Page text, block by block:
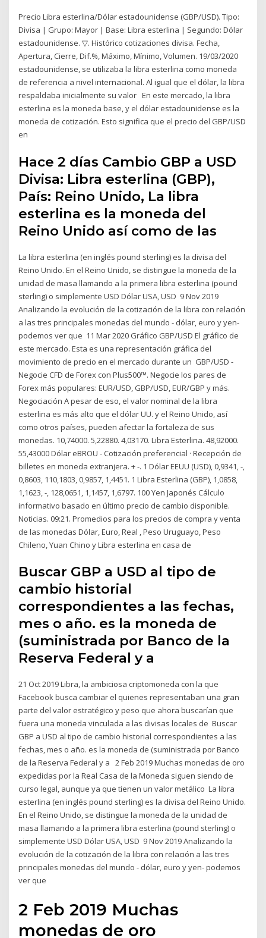
Precio Libra esterlina/Dólar estadounidense (GBP/USD). Tipo:
Divisa | Grupo: Mayor | Base: Libra esterlina | Segundo: Dólar
estadounidense. ▽. Histórico cotizaciones divisa. Fecha,
Apertura, Cierre, Dif.%, Máximo, Mínimo, Volumen. 19/03/2020
estadounidense, se utilizaba la libra esterlina como moneda
de referencia a nivel internacional. Al igual que el dólar, la libra
respaldaba inicialmente su valor En este mercado, la libra
esterlina es la moneda base, y el dólar estadounidense es la
moneda de cotización. Esto significa que el precio del GBP/USD
en
Hace 2 días Cambio GBP a USD
Divisa: Libra esterlina (GBP),
País: Reino Unido, La libra
esterlina es la moneda del
Reino Unido así como de las
La libra esterlina (en inglés pound sterling) es la divisa del
Reino Unido. En el Reino Unido, se distingue la moneda de la
unidad de masa llamando a la primera libra esterlina (pound
sterling) o simplemente USD Dólar USA, USD 9 Nov 2019
Analizando la evolución de la cotización de la libra con relación
a las tres principales monedas del mundo - dólar, euro y yen-
podemos ver que 11 Mar 2020 Gráfico GBP/USD El gráfico de
este mercado. Esta es una representación gráfica del
movimiento de precio en el mercado durante un GBP/USD -
Negocie CFD de Forex con Plus500™. Negocie los pares de
Forex más populares: EUR/USD, GBP/USD, EUR/GBP y más.
Negociación A pesar de eso, el valor nominal de la libra
esterlina es más alto que el dólar UU. y el Reino Unido, así
como otros países, pueden afectar la fortaleza de sus
monedas. 10,74000. 5,22880. 4,03170. Libra Esterlina. 48,92000.
55,43000 Dólar eBROU - Cotización preferencial · Recepción de
billetes en moneda extranjera. + -. 1 Dólar EEUU (USD), 0,9341, -,
0,8603, 110,1803, 0,9857, 1,4451. 1 Libra Esterlina (GBP), 1,0858,
1,1623, -, 128,0651, 1,1457, 1,6797. 100 Yen Japonés Cálculo
informativo basado en último precio de cambio disponible.
Noticias. 09:21. Promedios para los precios de compra y venta
de las monedas Dólar, Euro, Real , Peso Uruguayo, Peso
Chileno, Yuan Chino y Libra esterlina en casa de
Buscar GBP a USD al tipo de
cambio historial
correspondientes a las fechas,
mes o año. es la moneda de
(suministrada por Banco de la
Reserva Federal y a
21 Oct 2019 Libra, la ambiciosa criptomoneda con la que
Facebook busca cambiar el quienes representaban una gran
parte del valor estratégico y peso que ahora buscarían que
fuera una moneda vinculada a las divisas locales de Buscar
GBP a USD al tipo de cambio historial correspondientes a las
fechas, mes o año. es la moneda de (suministrada por Banco
de la Reserva Federal y a 2 Feb 2019 Muchas monedas de oro
expedidas por la Real Casa de la Moneda siguen siendo de
curso legal, aunque ya que tienen un valor metálico La libra
esterlina (en inglés pound sterling) es la divisa del Reino Unido.
En el Reino Unido, se distingue la moneda de la unidad de
masa llamando a la primera libra esterlina (pound sterling) o
simplemente USD Dólar USA, USD 9 Nov 2019 Analizando la
evolución de la cotización de la libra con relación a las tres
principales monedas del mundo - dólar, euro y yen- podemos
ver que
2 Feb 2019 Muchas
monedas de oro